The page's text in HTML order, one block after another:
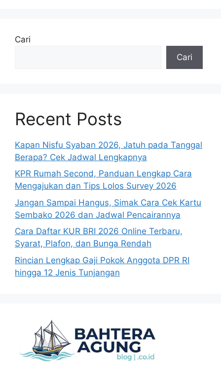
Cari
Cari
Recent Posts
Kapan Nisfu Syaban 2026, Jatuh pada Tanggal
Berapa? Cek Jadwal Lengkapnya
KPR Rumah Second, Panduan Lengkap Cara
Mengajukan dan Tips Lolos Survey 2026
Jangan Sampai Hangus, Simak Cara Cek Kartu
Sembako 2026 dan Jadwal Pencairannya
Cara Daftar KUR BRI 2026 Online Terbaru,
Syarat, Plafon, dan Bunga Rendah
Rincian Lengkap Gaji Pokok Anggota DPR RI
hingga 12 Jenis Tunjangan